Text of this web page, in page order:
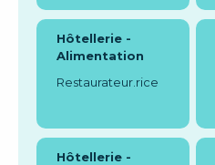
Hôtellerie -
Alimentation
Restaurateur.rice
Hôtellerie -